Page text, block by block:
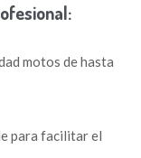
motos de hasta
para facilitar el